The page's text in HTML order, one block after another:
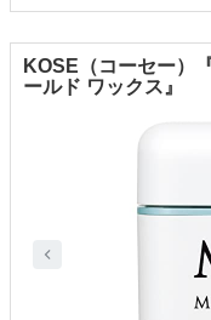
KOSE（コーセー）
ールド ワックス』